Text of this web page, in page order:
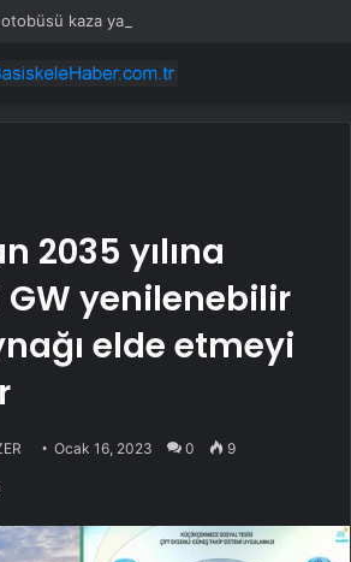
kaza yaptı: Çok sayıda yaralı var!
2035 yılına
yenilenebilir
elde etmeyi
Ocak 16, 2023 0 9